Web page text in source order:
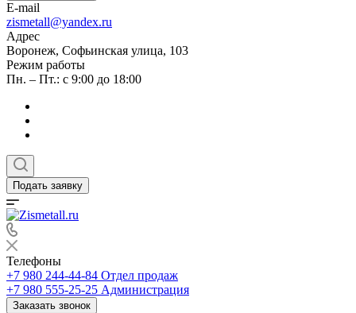
E-mail
zismetall@yandex.ru
Адрес
Воронеж, Софьинская улица, 103
Режим работы
Пн. – Пт.: с 9:00 до 18:00
Подать заявку
Телефоны
+7 980 244-44-84 Отдел продаж
+7 980 555-25-25 Администрация
Заказать звонок